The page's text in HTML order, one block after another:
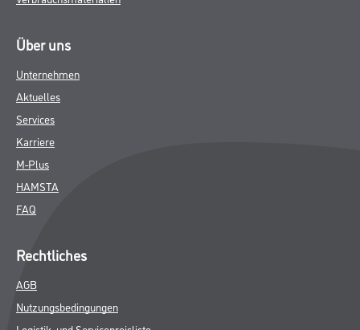
Über uns
Unternehmen
Aktuelles
Services
Karriere
M-Plus
HAMSTA
FAQ
Rechtliches
AGB
Nutzungsbedingungen